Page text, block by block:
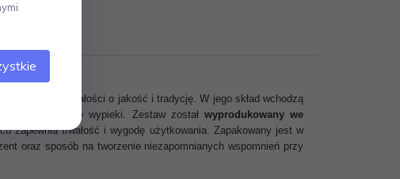
, znanej z dbałości o jakość i tradycję. W jego skład wchodzą
na różnorodne wypieki. Zestaw został wyprodukowany we
zapewnia trwałość i wygodę użytkowania. Zapakowany jest w
oraz sposób na tworzenie niezapomnianych wspomnień przy